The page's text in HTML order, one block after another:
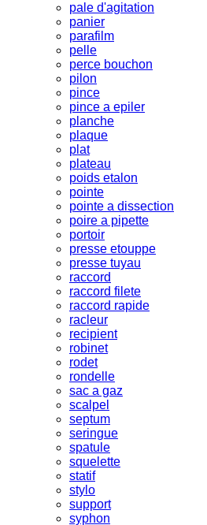
pale d'agitation
panier
parafilm
pelle
perce bouchon
pilon
pince
pince a epiler
planche
plaque
plat
plateau
poids etalon
pointe
pointe a dissection
poire a pipette
portoir
presse etouppe
presse tuyau
raccord
raccord filete
raccord rapide
racleur
recipient
robinet
rodet
rondelle
sac a gaz
scalpel
septum
seringue
spatule
squelette
statif
stylo
support
syphon